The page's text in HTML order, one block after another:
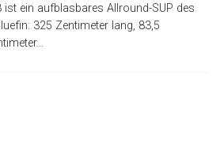
ist ein aufblasbares Allround-SUP des
325 Zentimeter lang, 83,5